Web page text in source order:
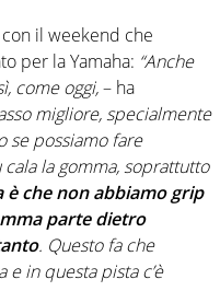
con il weekend che
per la Yamaha: “Anche
come oggi,– ha
migliore, specialmente
se possiamo fare
la gomma, soprattutto
è che non abbiamo grip
parte dietro
. Questo fa che
in questa pista c’è